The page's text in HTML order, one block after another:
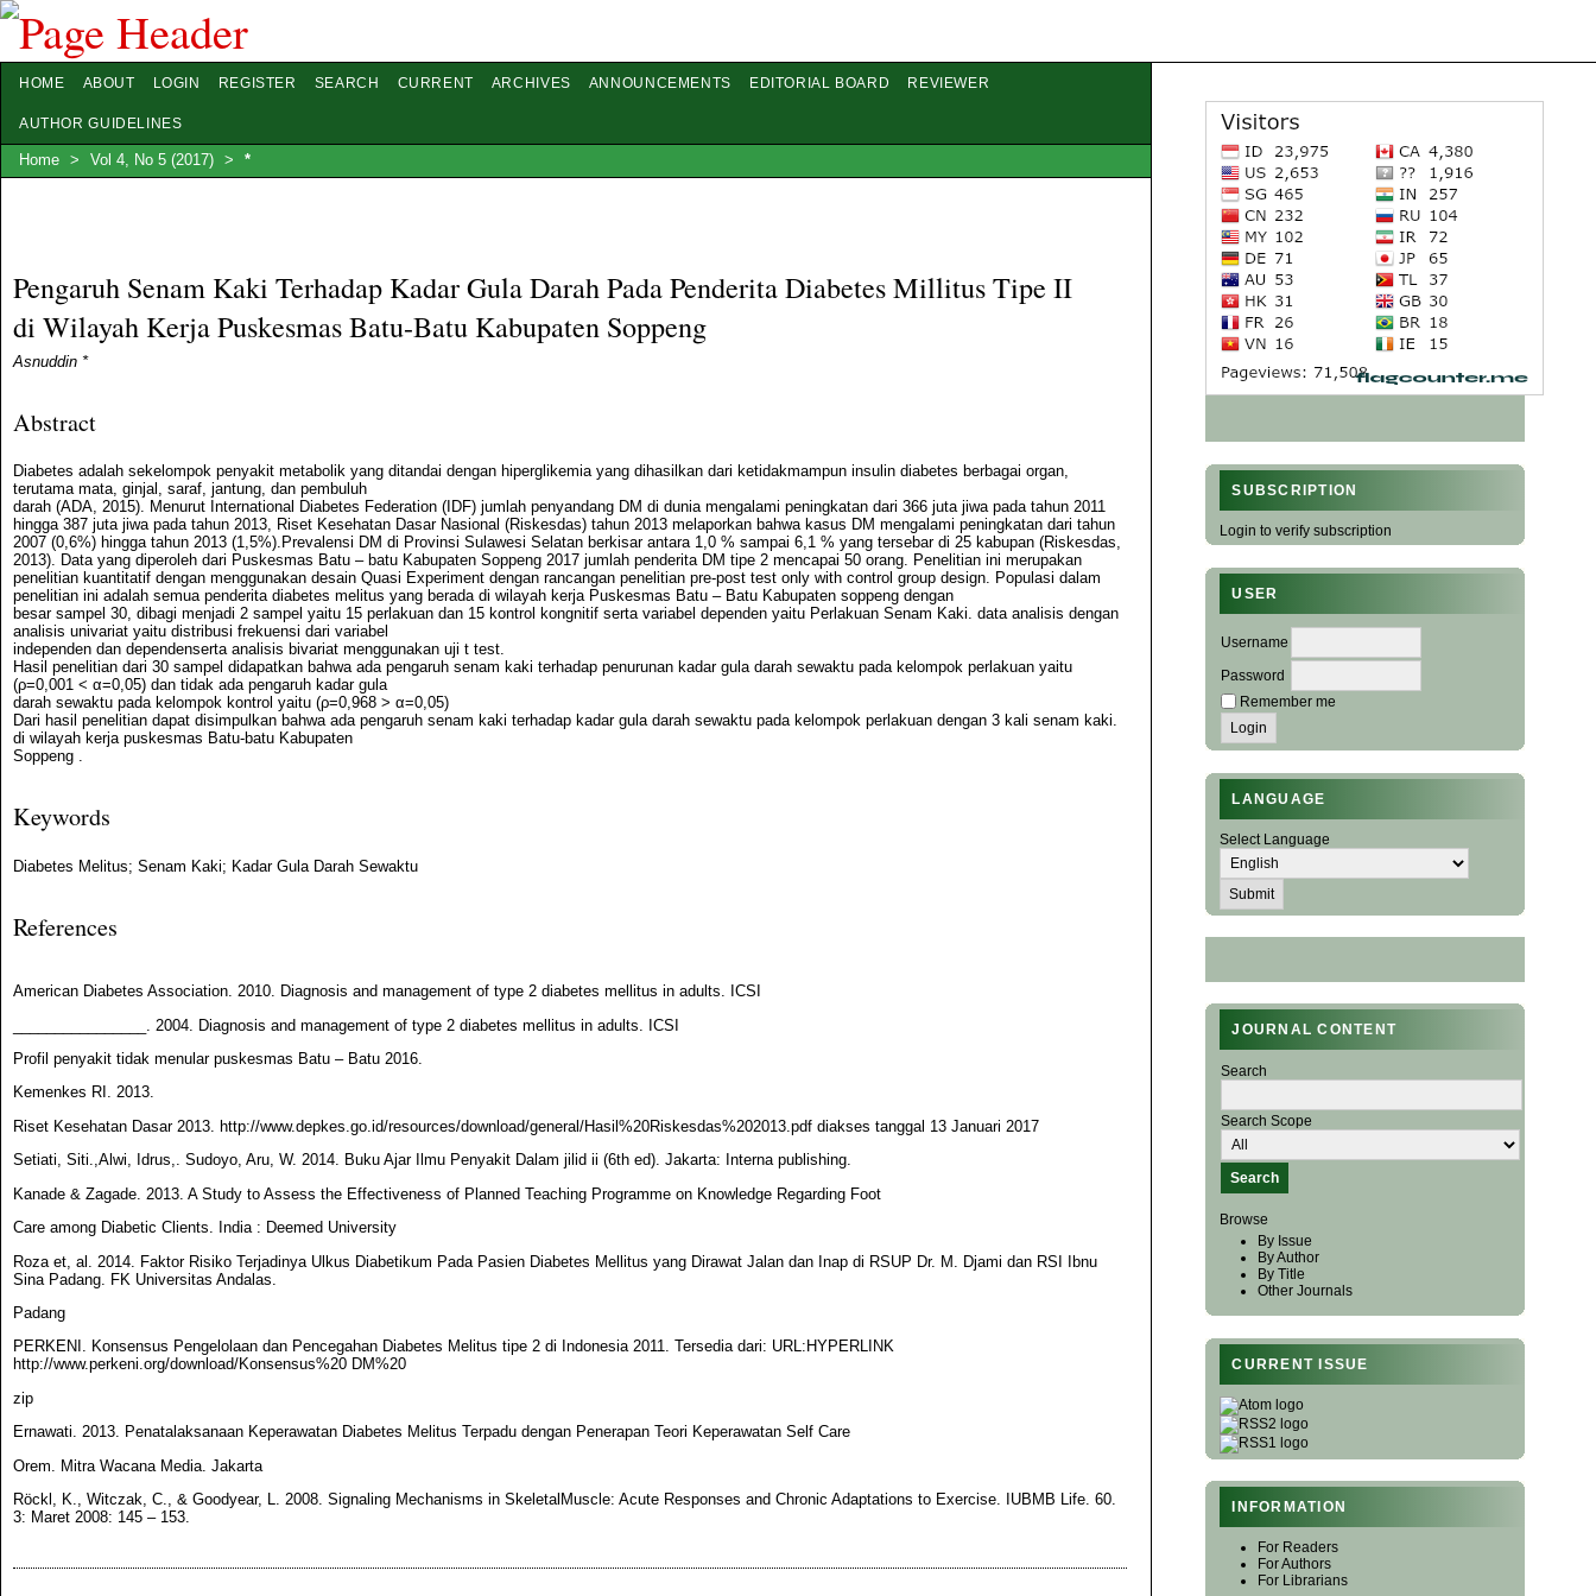
SUBSCRIPTION
Login to verify subscription
USER
Username
Password
Remember me
LANGUAGE
Select Language
JOURNAL CONTENT
Search
Search Scope
Browse
By Issue
By Author
By Title
Other Journals
CURRENT ISSUE
INFORMATION
For Readers
For Authors
For Librarians
HOME ABOUT LOGIN REGISTER SEARCH CURRENT ARCHIVES ANNOUNCEMENTS EDITORIAL BOARD REVIEWER
AUTHOR GUIDELINES
Home > Vol 4, No 5 (2017) > *
Pengaruh Senam Kaki Terhadap Kadar Gula Darah Pada Penderita Diabetes Millitus Tipe II
di Wilayah Kerja Puskesmas Batu-Batu Kabupaten Soppeng
Asnuddin *
Abstract
Diabetes adalah sekelompok penyakit metabolik yang ditandai dengan hiperglikemia yang dihasilkan dari ketidakmampun insulin diabetes berbagai organ,
terutama mata, ginjal, saraf, jantung, dan pembuluh
darah (ADA, 2015). Menurut International Diabetes Federation (IDF) jumlah penyandang DM di dunia mengalami peningkatan dari 366 juta jiwa pada tahun 2011
hingga 387 juta jiwa pada tahun 2013, Riset Kesehatan Dasar Nasional (Riskesdas) tahun 2013 melaporkan bahwa kasus DM mengalami peningkatan dari tahun
2007 (0,6%) hingga tahun 2013 (1,5%).Prevalensi DM di Provinsi Sulawesi Selatan berkisar antara 1,0 % sampai 6,1 % yang tersebar di 25 kabupan (Riskesdas,
2013). Data yang diperoleh dari Puskesmas Batu – batu Kabupaten Soppeng 2017 jumlah penderita DM tipe 2 mencapai 50 orang. Penelitian ini merupakan
penelitian kuantitatif dengan menggunakan desain Quasi Experiment dengan rancangan penelitian pre-post test only with control group design. Populasi dalam
penelitian ini adalah semua penderita diabetes melitus yang berada di wilayah kerja Puskesmas Batu – Batu Kabupaten soppeng dengan
besar sampel 30, dibagi menjadi 2 sampel yaitu 15 perlakuan dan 15 kontrol kongnitif serta variabel dependen yaitu Perlakuan Senam Kaki. data analisis dengan
analisis univariat yaitu distribusi frekuensi dari variabel
independen dan dependenserta analisis bivariat menggunakan uji t test.
Hasil penelitian dari 30 sampel didapatkan bahwa ada pengaruh senam kaki terhadap penurunan kadar gula darah sewaktu pada kelompok perlakuan yaitu
(ρ=0,001 < α=0,05) dan tidak ada pengaruh kadar gula
darah sewaktu pada kelompok kontrol yaitu (ρ=0,968 > α=0,05)
Dari hasil penelitian dapat disimpulkan bahwa ada pengaruh senam kaki terhadap kadar gula darah sewaktu pada kelompok perlakuan dengan 3 kali senam kaki.
di wilayah kerja puskesmas Batu-batu Kabupaten
Soppeng .
Keywords
Diabetes Melitus; Senam Kaki; Kadar Gula Darah Sewaktu
References
American Diabetes Association. 2010. Diagnosis and management of type 2 diabetes mellitus in adults. ICSI
________________. 2004. Diagnosis and management of type 2 diabetes mellitus in adults. ICSI
Profil penyakit tidak menular puskesmas Batu – Batu 2016.
Kemenkes RI. 2013.
Riset Kesehatan Dasar 2013. http://www.depkes.go.id/resources/download/general/Hasil%20Riskesdas%202013.pdf diakses tanggal 13 Januari 2017
Setiati, Siti.,Alwi, Idrus,. Sudoyo, Aru, W. 2014. Buku Ajar Ilmu Penyakit Dalam jilid ii (6th ed). Jakarta: Interna publishing.
Kanade & Zagade. 2013. A Study to Assess the Effectiveness of Planned Teaching Programme on Knowledge Regarding Foot
Care among Diabetic Clients. India : Deemed University
Roza et, al. 2014. Faktor Risiko Terjadinya Ulkus Diabetikum Pada Pasien Diabetes Mellitus yang Dirawat Jalan dan Inap di RSUP Dr. M. Djami dan RSI Ibnu
Sina Padang. FK Universitas Andalas.
Padang
PERKENI. Konsensus Pengelolaan dan Pencegahan Diabetes Melitus tipe 2 di Indonesia 2011. Tersedia dari: URL:HYPERLINK
http://www.perkeni.org/download/Konsensus%20 DM%20
zip
Ernawati. 2013. Penatalaksanaan Keperawatan Diabetes Melitus Terpadu dengan Penerapan Teori Keperawatan Self Care
Orem. Mitra Wacana Media. Jakarta
Röckl, K., Witczak, C., & Goodyear, L. 2008. Signaling Mechanisms in SkeletalMuscle: Acute Responses and Chronic Adaptations to Exercise. IUBMB Life. 60.
3: Maret 2008: 145 – 153.